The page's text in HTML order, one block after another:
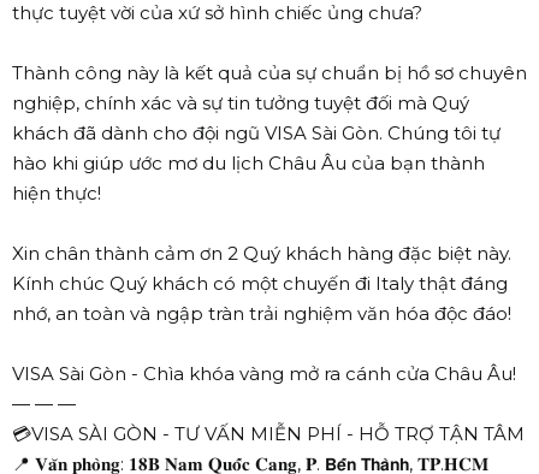
thực tuyệt vời của xứ sở hình chiếc ủng chưa?
Thành công này là kết quả của sự chuẩn bị hồ sơ chuyên
nghiệp, chính xác và sự tin tưởng tuyệt đối mà Quý
khách đã dành cho đội ngũ VISA Sài Gòn. Chúng tôi tự
hào khi giúp ước mơ du lịch Châu Âu của bạn thành
hiện thực!
Xin chân thành cảm ơn 2 Quý khách hàng đặc biệt này.
Kính chúc Quý khách có một chuyến đi Italy thật đáng
nhớ, an toàn và ngập tràn trải nghiệm văn hóa độc đáo!
VISA Sài Gòn - Chìa khóa vàng mở ra cánh cửa Châu Âu!
— — —
💳VISA SÀI GÒN - TƯ VẤN MIỄN PHÍ - HỖ TRỢ TẬN TÂM
📍 𝐕𝐚̆𝐧 𝐩𝐡𝐨̀𝐧𝐠: 𝟏𝟖𝐁 𝐍𝐚𝐦 𝐐𝐮𝐨̂́𝐜 𝐂𝐚𝐧𝐠, 𝐏. 𝗕𝗲̂́𝗻 𝗧𝗵𝗮̀𝗻𝗵, 𝐓𝐏.𝐇𝐂𝐌